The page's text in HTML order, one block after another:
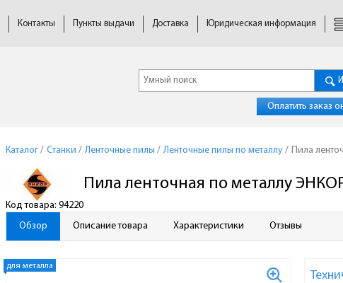
Контакты Пункты выдачи Доставка Юридическая информация
Оплатить заказ
Каталог / Станки / Ленточные пилы / Ленточные пилы по металлу / Пила
Код товара: 94220
Пила ленточная по металлу
Обзор Описание товара Характеристики Отзывы
для металла